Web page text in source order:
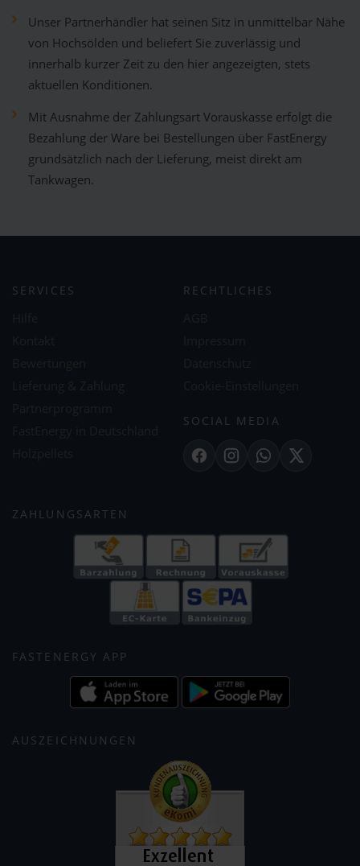
Unser Partnerhändler hat seinen Sitz in unmittelbar Nähe
von Hochsölden und beliefert Sie zuverlässig und
innerhalb kurzer Zeit zu den hier angezeigten, stets
aktuellen Konditionen.
Mit Ausnahme der Zahlungsart Vorauskasse erfolgt die
Bezahlung der Ware bei Bestellungen über FastEnergy
grundsätzlich nach der Lieferung, meist direkt am
Tankwagen.
SERVICES RECHTLICHES
SOCIAL MEDIA
FacebookInstagramWhatsApp
X
ZAHLUNGSARTEN
FASTENERGY APP
AUSZEICHNUNGEN